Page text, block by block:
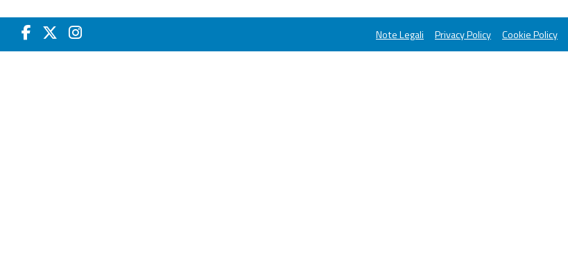
Note Legali Privacy Policy Cookie Policy